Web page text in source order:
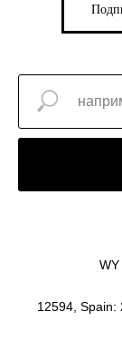
12594, Spain: